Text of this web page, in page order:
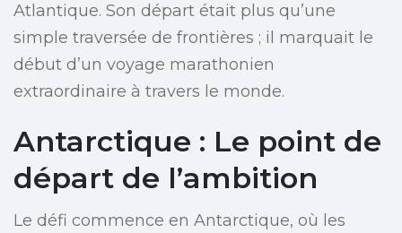
Atlantique. Son départ était plus qu’une
simple traversée de frontières ; il marquait le
début d’un voyage marathonien
extraordinaire à travers le monde.
Antarctique : Le point de
départ de l’ambition
Le défi commence en Antarctique, où les